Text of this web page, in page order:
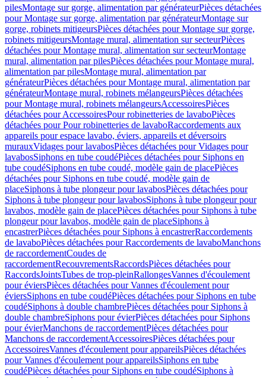
pilesMontage sur gorge, alimentation par générateurPièces détachées
pour Montage sur gorge, alimentation par générateurMontage sur
gorge, robinets mitigeursPièces détachées pour Montage sur gorge,
robinets mitigeursMontage mural, alimentation sur secteurPièces
détachées pour Montage mural, alimentation sur secteurMontage
mural, alimentation par pilesPièces détachées pour Montage mural,
alimentation par pilesMontage mural, alimentation par
générateurPièces détachées pour Montage mural, alimentation par
générateurMontage mural, robinets mélangeursPièces détachées
pour Montage mural, robinets mélangeursAccessoiresPièces
détachées pour AccessoiresPour robinetteries de lavaboPièces
détachées pour Pour robinetteries de lavaboRaccordements aux
appareils pour espace lavabo, éviers, appareils et déversoirs
murauxVidages pour lavabosPièces détachées pour Vidages pour
lavabosSiphons en tube coudéPièces détachées pour Siphons en
tube coudéSiphons en tube coudé, modèle gain de placePièces
détachées pour Siphons en tube coudé, modèle gain de
placeSiphons à tube plongeur pour lavabosPièces détachées pour
Siphons à tube plongeur pour lavabosSiphons à tube plongeur pour
lavabos, modèle gain de placePièces détachées pour Siphons à tube
plongeur pour lavabos, modèle gain de placeSiphons à
encastrerPièces détachées pour Siphons à encastrerRaccordements
de lavaboPièces détachées pour Raccordements de lavaboManchons
de raccordementCoudes de
raccordementRecouvrementsRaccordsPièces détachées pour
RaccordsJointsTubes de trop-pleinRallongesVannes d'écoulement
pour éviersPièces détachées pour Vannes d'écoulement pour
éviersSiphons en tube coudéPièces détachées pour Siphons en tube
coudéSiphons à double chambrePièces détachées pour Siphons à
double chambreSiphons pour évierPièces détachées pour Siphons
pour évierManchons de raccordementPièces détachées pour
Manchons de raccordementAccessoiresPièces détachées pour
AccessoiresVannes d'écoulement pour appareilsPièces détachées
pour Vannes d'écoulement pour appareilsSiphons en tube
coudéPièces détachées pour Siphons en tube coudéSiphons à